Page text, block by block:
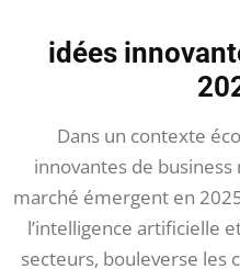
idées
Dans un contexte
innovantes de
marché émergent en
l’intelligence artificielle
secteurs, bouleverse les